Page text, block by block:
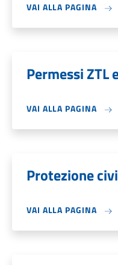
VAI ALLA PAGINA
Permessi ZTL
VAI ALLA PAGINA
Protezione
VAI ALLA PAGINA